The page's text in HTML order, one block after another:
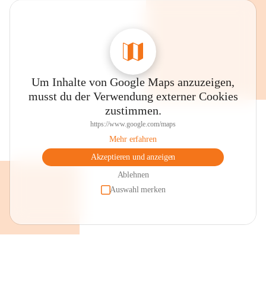
Um Inhalte von Google Maps anzuzeigen,
musst du der Verwendung externer Cookies
zustimmen.
https://www.google.com/maps
Mehr erfahren
Akzeptieren und anzeigen
Ablehnen
Auswahl merken